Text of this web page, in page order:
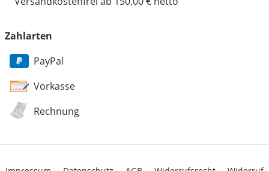
Zahlarten
PayPal
Vorkasse
Rechnung